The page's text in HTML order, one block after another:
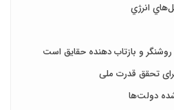
انرژي
و بازتاب دهنده حقایق است
تحقق قدرت ملی
دولت‌ها